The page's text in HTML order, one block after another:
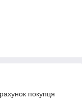
покупця